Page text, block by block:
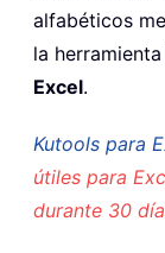
alfabéticos
la herramienta
Excel.
Kutools para
útiles para
durante 30